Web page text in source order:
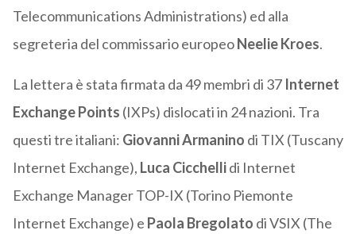
Telecommunications Administrations) ed alla
segreteria del commissario europeoNeelie Kroes.
La lettera è stata firmata da 49 membri di 37 Internet
Exchange Points (IXPs) dislocati in 24 nazioni. Tra
questi tre italiani: Giovanni Armanino di TIX (Tuscany
Internet Exchange), Luca Cicchellidi Internet
Exchange Manager TOP-IX (Torino Piemonte
Internet Exchange) e Paola Bregolato di VSIX (The